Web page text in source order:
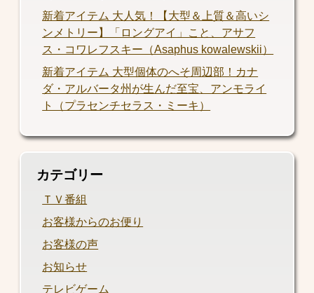
新着アイテム 大人気！【大型＆上質＆高いシ
ンメトリー】「ロングアイ」こと、アサフ
ス・コワレフスキー（Asaphus kowalewskii）
新着アイテム 大型個体のへそ周辺部！カナ
ダ・アルバータ州が生んだ至宝、アンモライ
ト（プラセンチセラス・ミーキ）
カテゴリー
ＴＶ番組
お客様からのお便り
お客様の声
お知らせ
テレビゲーム